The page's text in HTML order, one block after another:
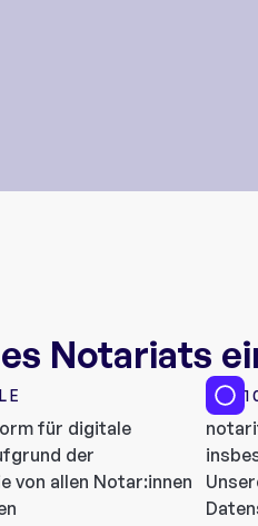
Notariats
für digitale
der
von allen Notar:innen